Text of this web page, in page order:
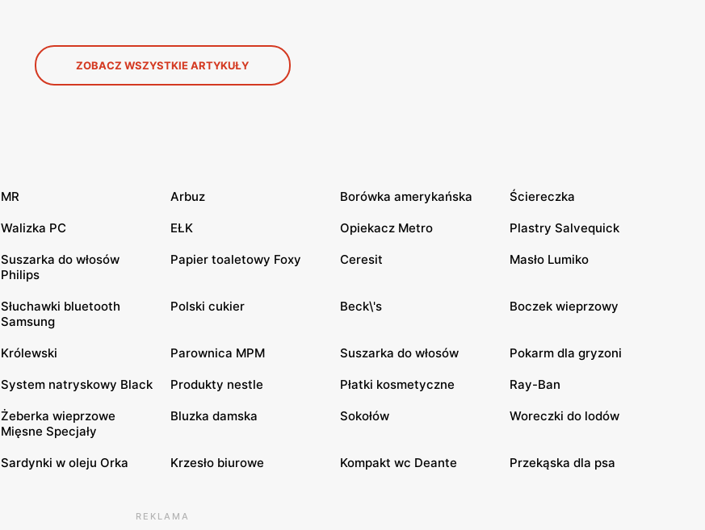
ZOBACZ WSZYSTKIE ARTYKUŁY
MR Arbuz Borówka amerykańska Ściereczka
Walizka PC EŁK Opiekacz Metro Plastry Salvequick
Suszarka do włosów
Philips
Papier toaletowy Foxy Ceresit Masło Lumiko
Słuchawki bluetooth
Samsung
Polski cukier Beck\'s Boczek wieprzowy
Królewski Parownica MPM Suszarka do włosów Pokarm dla gryzoni
System natryskowy Black Produkty nestle Płatki kosmetyczne Ray-Ban
Żeberka wieprzowe
Mięsne Specjały
Bluzka damska Sokołów Woreczki do lodów
Sardynki w oleju Orka Krzesło biurowe Kompakt wc Deante Przekąska dla psa
REKLAMA